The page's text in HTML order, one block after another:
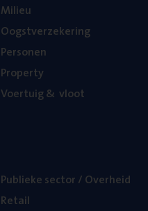
Mili­eu
Oogst­ver­ze­ke­ring
Per­so­nen
Pro­per­ty
Voer­tuig& vloot
Publie­ke sec­tor / Overheid
Retail